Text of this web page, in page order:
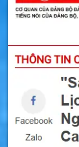
Sim Bỉ
Sim Ả Rập
Lịch Ả Rập
Mặc dù
thấy vẫn
nhìn thấy
Cusco và